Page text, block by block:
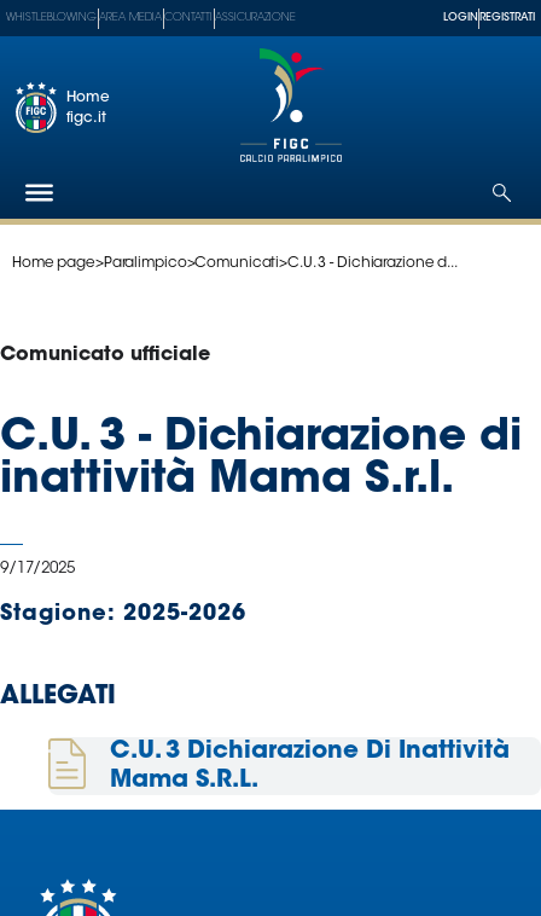
Federazione
Paralimpico
Serie
A
Serie
Femminile
Calcio
Shop
Assicurazione
WHISTLEBLOWING AREA MEDIA CONTATTI ASSICURAZIONE LOGIN REGISTRATI
Home
figc.it
Home page>Paralimpico>Comunicati>C.U. 3 - Dichiarazione d...
Comunicato ufficiale
C.U. 3 - Dichiarazione di
inattività Mama S.r.l.
9/17/2025
Stagione: 2025-2026
ALLEGATI
C.U. 3 Dichiarazione Di Inattività
Mama S.R.L.